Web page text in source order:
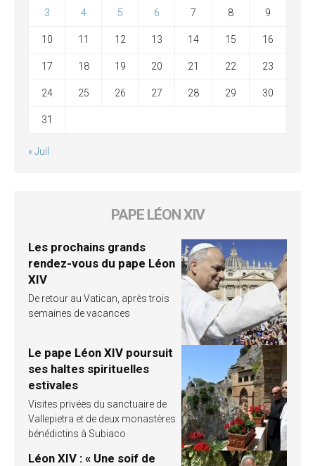
3 4 5 6 7 8 9
10 11 12 13 14 15 16
17 18 19 20 21 22 23
24 25 26 27 28 29 30
31
« Juil
PAPE LÉON XIV
Les prochains grands
rendez-vous du pape Léon
XIV
De retour au Vatican, après trois
semaines de vacances
Le pape Léon XIV poursuit
ses haltes spirituelles
estivales
Visites privées du sanctuaire de
Vallepietra et de deux monastères
bénédictins à Subiaco
Léon XIV : « Une soif de